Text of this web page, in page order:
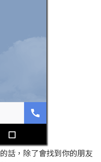
話，除了會找到你的朋友